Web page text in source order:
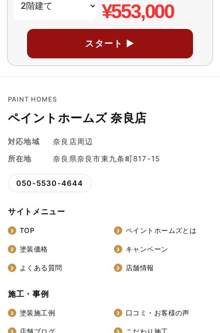
¥553,000
スタート ▶
PAINT HOMES
ペイントホームズ 奈良店
対応地域
奈良店周辺
所在地
奈良県奈良市東九条町817-15
050-5530-4644
サイトメニュー
TOP ペイントホームズとは
塗装価格 キャンペーン
よくある質問 店舗情報
施工・事例
塗装施工例 口コミ・お客様の声